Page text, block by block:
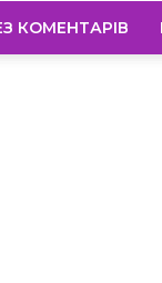
КОМЕНТАРІВ